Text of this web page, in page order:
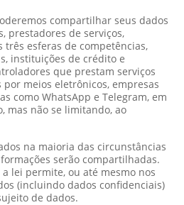
compartilhar seus dados
prestadores de serviços,
esferas de competências,
instituições de crédito e
que prestam serviços
meios eletrônicos, empresas
como WhatsApp e Telegram, em
mas não se limitando, ao
na maioria das circunstâncias
serão compartilhadas.
lei permite, ou até mesmo nos
(incluindo dados confidenciais)
de dados.